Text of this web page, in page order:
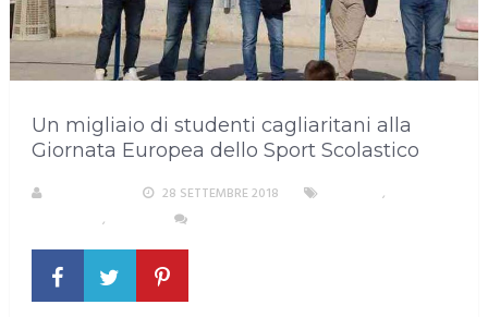
Un migliaio di studenti cagliaritani alla
Giornata Europea dello Sport Scolastico
28 SETTEMBRE 2018 ,
,